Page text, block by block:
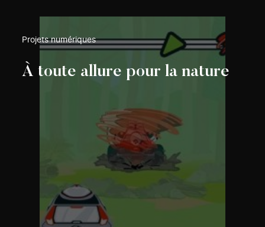
Projets numériques
À toute allure pour la nature